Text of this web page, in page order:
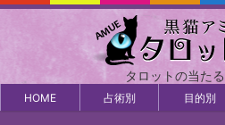
タロットの当た
HOME 占術別 目的別